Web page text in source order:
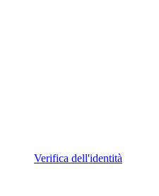
Verifica dell'identità